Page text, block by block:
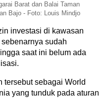
Barat dan Balai Taman
Bajo - Foto: Louis Mindjo
investasi di kawasan
sebenarnya sudah
saat ini belum ada
tersebut sebagai World
yang tunduk pada aturan